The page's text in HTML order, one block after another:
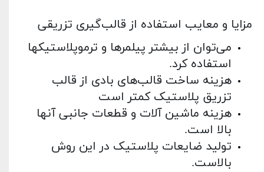
مزایا و معایب استفاده از قالب‌گیری تزریقی
می‌توان از بیشتر پیلمرها و ترموپلاستیکها
استفاده کرد.
هزینه ساخت قالب‌های بادی از قالب
تزریق پلاستیک کمتر است
هزینه ماشین آلات و قطعات جانبی آنها
بالا است.
تولید ضایعات پلاستیک در این روش
بالاست.